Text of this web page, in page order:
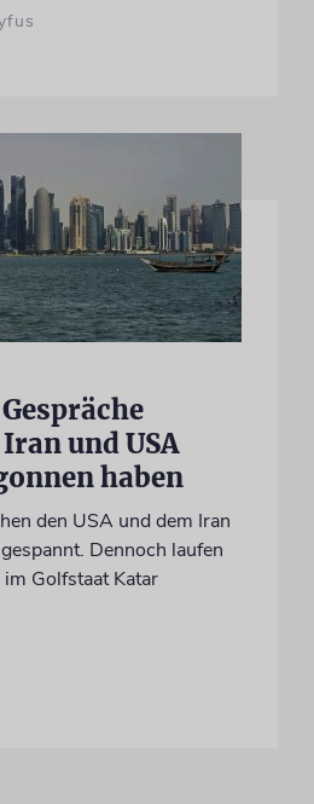
und USA
haben
den USA und dem Iran
Dennoch laufen
Golfstaat Katar